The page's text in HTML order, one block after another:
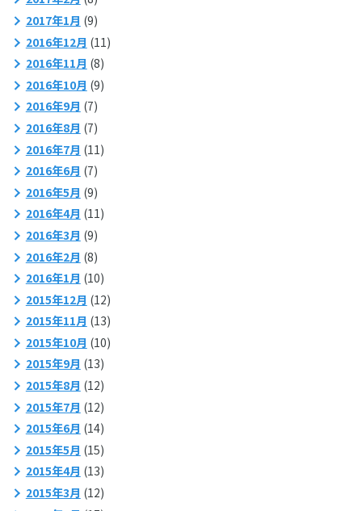
2017年1月 (9)
2016年12月 (11)
2016年11月 (8)
2016年10月 (9)
2016年9月 (7)
2016年8月 (7)
2016年7月 (11)
2016年6月 (7)
2016年5月 (9)
2016年4月 (11)
2016年3月 (9)
2016年2月 (8)
2016年1月 (10)
2015年12月 (12)
2015年11月 (13)
2015年10月 (10)
2015年9月 (13)
2015年8月 (12)
2015年7月 (12)
2015年6月 (14)
2015年5月 (15)
2015年4月 (13)
2015年3月 (12)